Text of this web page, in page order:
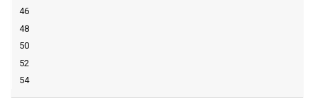
46
48
50
52
54